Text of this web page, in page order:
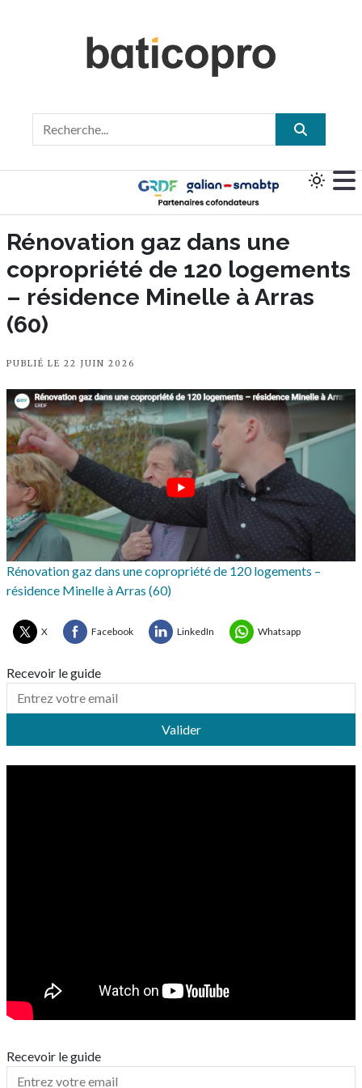
Rénovation gaz dans une
copropriété de 120 logements
– résidence Minelle à Arras
(60)
PUBLIÉ LE 22 JUIN 2026
Rénovation gaz dans une copropriété de 120 logements –
résidence Minelle à Arras (60)
X Facebook LinkedIn Whatsapp
Recevoir le guide
Valider
Recevoir le guide